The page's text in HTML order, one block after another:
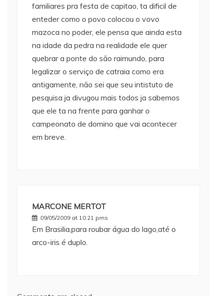
familiares pra festa de capitao, ta dificil de
enteder como o povo colocou o vovo
mazoca no poder, ele pensa que ainda esta
na idade da pedra na realidade ele quer
quebrar a ponte do são raimundo, para
legalizar o serviço de catraia como era
antigamente, não sei que seu intistuto de
pesquisa ja divugou mais todos ja sabemos
que ele ta na frente para ganhar o
campeonato de domino que vai acontecer
em breve.
MARCONE MERTOT
09/05/2009 at 10:21 pms
Em Brasilia,para roubar água do lago,até o
arco-iris é duplo.